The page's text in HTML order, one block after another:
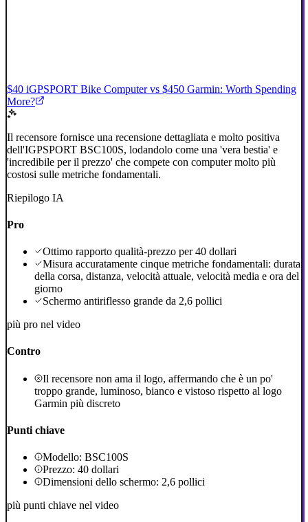
$40 iGPSPORT Bike Computer vs $450 Garmin: Worth Spending
More?
Il recensore fornisce una recensione dettagliata e molto positiva
dell'IGPSPORT BSC100S, lodandolo come una 'vera bestia' e
'incredibile per il prezzo' che compete con computer molto più
costosi sulle metriche fondamentali.
Riepilogo IA
Pro
Ottimo rapporto qualità-prezzo per 40 dollari
Misura accuratamente cinque metriche fondamentali: durata
della corsa, distanza, velocità attuale, velocità media e ora del
giorno
Schermo antiriflesso grande da 2,6 pollici
più pro nel video
Contro
Il recensore non ama il logo, affermando che è un po'
troppo grande, luminoso, bianco e vistoso rispetto al logo
Garmin più discreto
Punti chiave
Modello: BSC100S
Prezzo: 40 dollari
Dimensioni dello schermo: 2,6 pollici
più punti chiave nel video